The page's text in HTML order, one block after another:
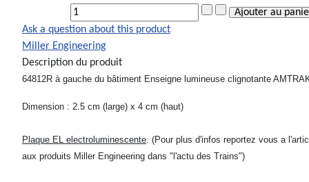
Ask a question about this product
Miller Engineering
Description du produit
64812R à gauche du bâtiment Enseigne lumineuse clignotante
Dimension : 2.5 cm (large) x 4 cm (haut)
Plaque EL electroluminescente. (Pour plus d'infos reportez vous a
aux produits Miller Engineering dans "l'actu des Trains")